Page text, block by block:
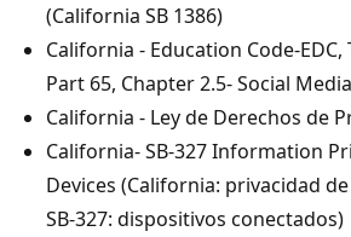
(California SB 1386)
California - Education Code-EDC,
Part 65, Chapter 2.5- Social
California - Ley de Derechos de
California- SB-327 Information
Devices (California: privacidad
SB-327: dispositivos conectados)